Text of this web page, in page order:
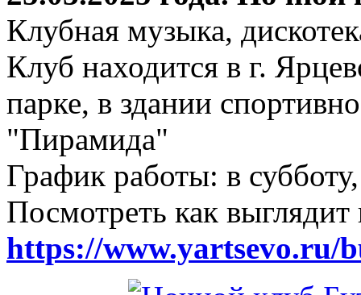
Клубная музыка,
Клуб находится в г.
парке, в здании
"Пирамида"
График работы: в
Посмотреть как
https://www.yartsevo.ru/